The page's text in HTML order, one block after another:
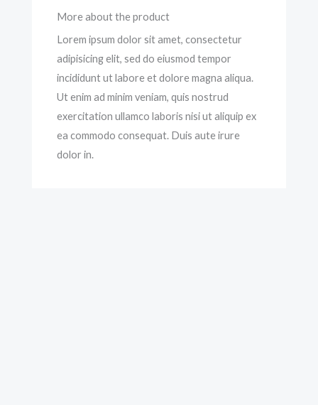
More about the product
Lorem ipsum dolor sit amet, consectetur
adipisicing elit, sed do eiusmod tempor
incididunt ut labore et dolore magna aliqua.
Ut enim ad minim veniam, quis nostrud
exercitation ullamco laboris nisi ut aliquip ex
ea commodo consequat. Duis aute irure
dolor in.